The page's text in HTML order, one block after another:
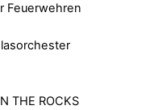
Feuerwehren
THE ROCKS